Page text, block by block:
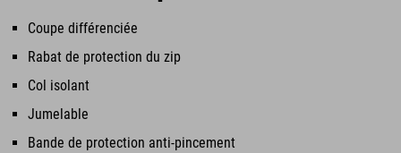
Coupe différenciée
Rabat de protection du zip
Col isolant
Jumelable
Bande de protection anti-pincement